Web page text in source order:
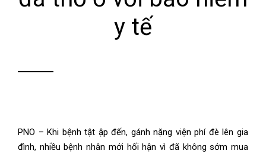
y tế
PNO – Khi bệnh tật ập đến, gánh nặng viện phí đè lên gia
đình, nhiều bệnh nhân mới hối hận vì đã không sớm mua